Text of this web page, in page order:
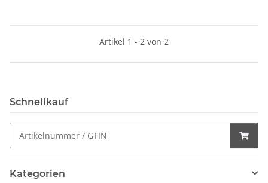
Artikel 1 - 2 von 2
Schnellkauf
Kategorien